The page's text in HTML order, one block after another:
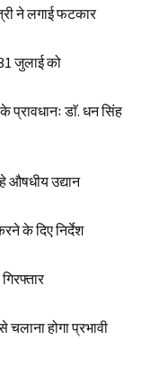
ने लगाई फटकार
जुलाई को
प्रावधानः डाॅ. धन सिंह
औषधीय उद्यान
के दिए निर्देश
होगा प्रभावी